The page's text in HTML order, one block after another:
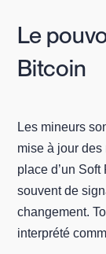
Le
Bitcoin
Les mineurs
mise à jour
place d’un
souvent de
changement.
interprété